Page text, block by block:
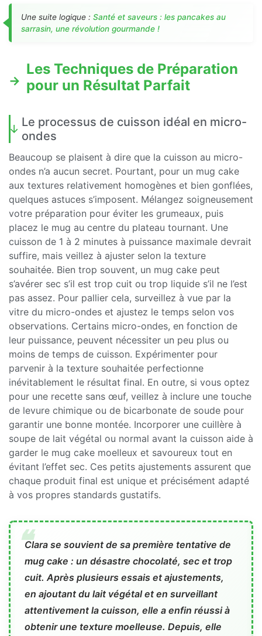
Une suite logique : Santé et saveurs : les pancakes au
sarrasin, une révolution gourmande !
Les Techniques de Préparation
pour un Résultat Parfait
Le processus de cuisson idéal en micro-
ondes
Beaucoup se plaisent à dire que la cuisson au micro-
ondes n’a aucun secret. Pourtant, pour un mug cake
aux textures relativement homogènes et bien gonflées,
quelques astuces s’imposent. Mélangez soigneusement
votre préparation pour éviter les grumeaux, puis
placez le mug au centre du plateau tournant. Une
cuisson de 1 à 2 minutes à puissance maximale devrait
suffire, mais veillez à ajuster selon la texture
souhaitée. Bien trop souvent, un mug cake peut
s’avérer sec s’il est trop cuit ou trop liquide s’il ne l’est
pas assez. Pour pallier cela, surveillez à vue par la
vitre du micro-ondes et ajustez le temps selon vos
observations. Certains micro-ondes, en fonction de
leur puissance, peuvent nécessiter un peu plus ou
moins de temps de cuisson. Expérimenter pour
parvenir à la texture souhaitée perfectionne
inévitablement le résultat final. En outre, si vous optez
pour une recette sans œuf, veillez à inclure une touche
de levure chimique ou de bicarbonate de soude pour
garantir une bonne montée. Incorporer une cuillère à
soupe de lait végétal ou normal avant la cuisson aide à
garder le mug cake moelleux et savoureux tout en
évitant l’effet sec. Ces petits ajustements assurent que
chaque produit final est unique et précisément adapté
à vos propres standards gustatifs.
Clara se souvient de sa première tentative de
mug cake : un désastre chocolaté, sec et trop
cuit. Après plusieurs essais et ajustements,
en ajoutant du lait végétal et en surveillant
attentivement la cuisson, elle a enfin réussi à
obtenir une texture moelleuse. Depuis, elle